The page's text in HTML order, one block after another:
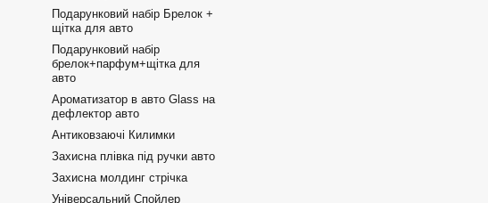
Подарунковий набір Брелок +
щітка для авто
Подарунковий набір
брелок+парфум+щітка для
авто
Ароматизатор в авто Glass на
дефлектор авто
Антиковзаючі Килимки
Захисна плівка під ручки авто
Захисна молдинг стрічка
Універсальний Спойлер